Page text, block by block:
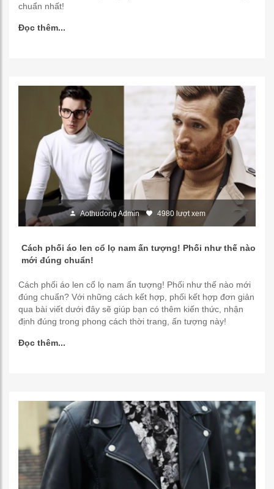
chuẩn nhất!
Đọc thêm...
Aothudong Admin 4980 lượt xem
Cách phối áo len cổ lọ nam ấn tượng! Phối như thế nào
mới đúng chuẩn!
Cách phối áo len cổ lọ nam ấn tượng! Phối như thế nào mới
đúng chuẩn? Với những cách kết hợp, phối kết hợp đơn giản
qua bài viết dưới đây sẽ giúp bạn có thêm kiến thức, nhận
định đúng trong phong cách thời trang, ấn tượng này!
Đọc thêm...